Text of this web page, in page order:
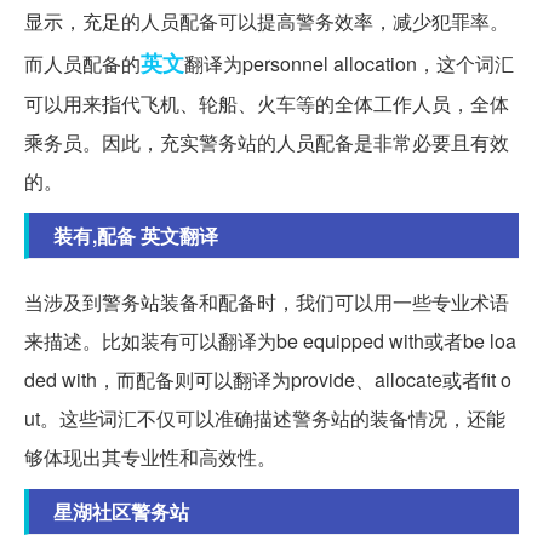
显示，充足的人员配备可以提高警务效率，减少犯罪率。
而人员配备的英文翻译为personnel allocation，这个词汇
可以用来指代飞机、轮船、火车等的全体工作人员，全体
乘务员。因此，充实警务站的人员配备是非常必要且有效
的。
装有,配备 英文翻译
当涉及到警务站装备和配备时，我们可以用一些专业术语
来描述。比如装有可以翻译为be equipped with或者be loa
ded with，而配备则可以翻译为provide、allocate或者fit o
ut。这些词汇不仅可以准确描述警务站的装备情况，还能
够体现出其专业性和高效性。
星湖社区警务站